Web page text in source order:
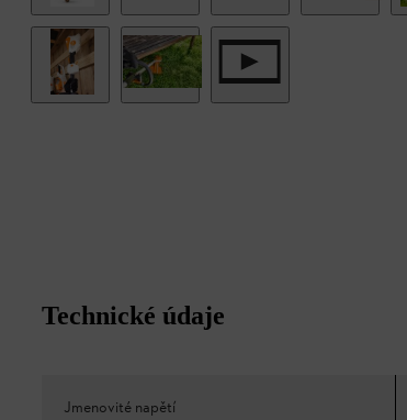
Technické údaje
Jmenovité napětí